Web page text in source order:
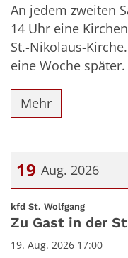
An jedem zweiten
14 Uhr eine
St.-Nikolaus-
eine Woche später.
Mehr
19 Aug. 2026
Datum: 19. August
kfd St. Wolfgang:
Zu Gast in der
19. Aug. 2026 17:00